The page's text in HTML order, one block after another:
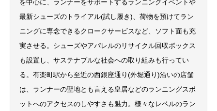
を中心に、ランナーをサポートするランニングイベントや
最新シューズのトライアル(試し履き)、荷物を預けてラン
ニングに専念できるクロークサービスなど、ソフト面も充
実させる。シューズやアパレルのリサイクル回収ボックス
も設置し、サステナブルな社会への取り組みも行ってい
る。有楽町駅から至近の西銀座通り(外堀通り)沿いの店舗
は、ランナーの聖地とも言える皇居などのランニングスポ
ットへのアクセスのしやすさも魅力。様々なレベルのラン